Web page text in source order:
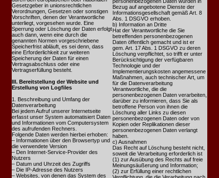
Gesetzgeber in unionsrechtlichen
Verordnungen, Gesetzen oder sonstigen
Vorschriften, denen der Verantwortliche
unterliegt, vorgesehen wurde. Eine
Sperrung oder Löschung der Daten erfolgt
auch dann, wenn eine durch die
genannten Normen vorgeschriebene
Speicherfrist abläuft, es sei denn, dass
eine Erforderlichkeit zur weiteren
Speicherung der Daten für einen
Vertragsabschluss oder eine
Vertragserfüllung besteht.
III. Bereitstellung der Website und
Erstellung von Logfiles
1. Beschreibung und Umfang der
Datenverarbeitung
Bei jedem Aufruf unserer Internetseite
erfasst unser System automatisiert Daten
und Informationen vom Computersystem
des aufrufenden Rechners.
Folgende Daten werden hierbei erhoben:
– Informationen über den Browsertyp und
die verwendete Version
– Den Internet-Service-Provider des
Nutzers
– Datum und Uhrzeit des Zugriffs
– Die IP-Adresse des Nutzers
– Websites, von denen das System des
Bezug auf angebotene Dienste der
Informationsgesellschaft gemäß Art. 8
Abs. 1 DSGVO erhoben.
b) Information an Dritte
Hat der Verantwortliche die Sie
betreffenden personenbezogenen
Daten öffentlich gemacht und ist er
gem. Art. 17 Abs. 1 DSGVO zu deren
Löschung verpflichtet, so trifft er unter
Berücksichtigung der verfügbaren
Technologie und der
Implementierungskosten angemessene
Maßnahmen, auch technischer Art, um
für die Datenverarbeitung
Verantwortliche, die die
personenbezogenen Daten verarbeiten,
darüber zu informieren, dass Sie als
betroffene Person von ihnen die
Löschung aller Links zu diesen
personenbezogenen Daten oder von
Kopien oder Replikationen dieser
personenbezogenen Daten verlangt
haben.
c) Ausnahmen
Das Recht auf Löschung besteht nicht,
soweit die Verarbeitung erforderlich ist
(1) zur Ausübung des Rechts auf freie
Meinungsäußerung und Information;
(2) zur Erfüllung einer rechtlichen